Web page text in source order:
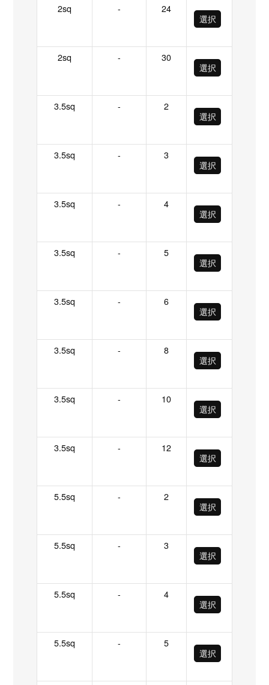
2sq -
24
選択
2sq -
30
選択
3.5sq -
2
選択
3.5sq -
3
選択
3.5sq -
4
選択
3.5sq -
5
選択
3.5sq -
6
選択
3.5sq -
8
選択
3.5sq -
10
選択
3.5sq -
12
選択
5.5sq -
2
選択
5.5sq -
3
選択
5.5sq -
4
選択
5.5sq -
5
選択